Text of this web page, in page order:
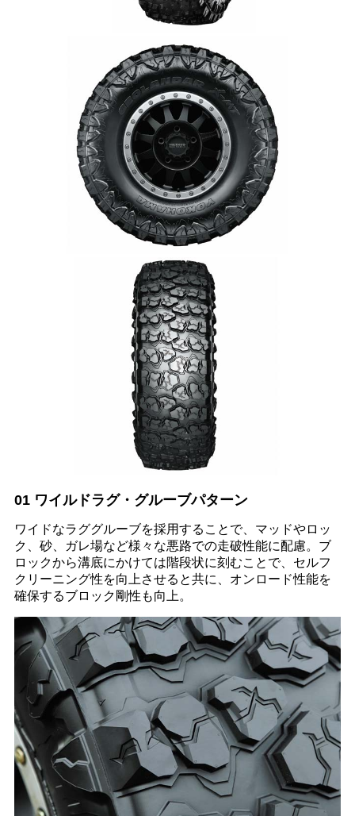
01 ワイルドラグ・グルーブパターン
ワイドなラググルーブを採用することで、マッドやロッ
ク、砂、ガレ場など様々な悪路での走破性能に配慮。ブ
ロックから溝底にかけては階段状に刻むことで、セルフ
クリーニング性を向上させると共に、オンロード性能を
確保するブロック剛性も向上。